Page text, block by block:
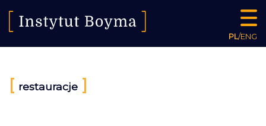
PL/ENG
[ restauracje ]